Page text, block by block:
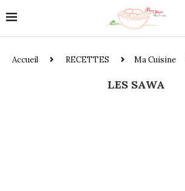
Accueil RECETTES Ma Cuisine
LES SAWA